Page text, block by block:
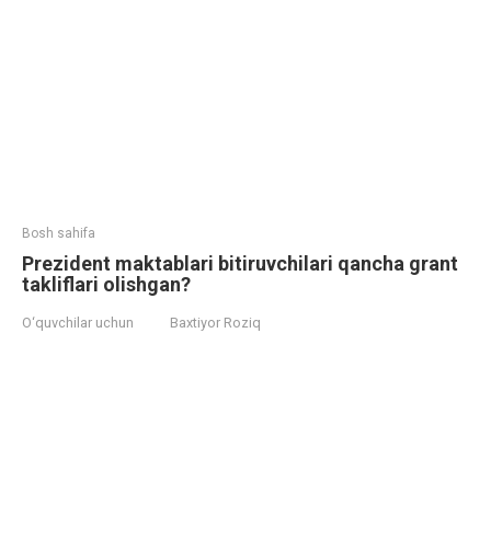
Bosh sahifa
Prezident maktablari bitiruvchilari qancha grant
takliflari olishgan?
O‘quvchilar uchun Baxtiyor Roziq